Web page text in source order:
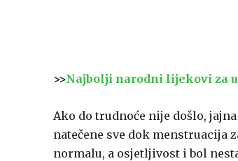
>>Najbolji narodni lijekovi za
Ako do trudnoće nije došlo,
natečene sve dok menstruacija
normalu, a osjetljivost i bol